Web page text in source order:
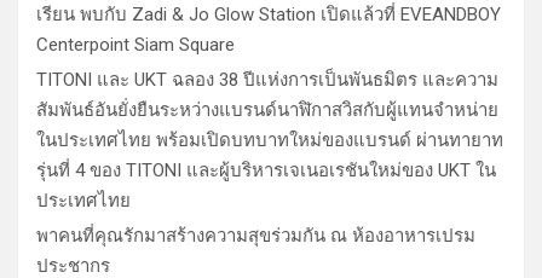
เรียน พบกับ Zadi & Jo Glow Station เปิดแล้วที่ EVEANDBOY
Centerpoint Siam Square
TITONI และ UKT ฉลอง 38 ปีแห่งการเป็นพันธมิตร และความ
สัมพันธ์อันยั่งยืนระหว่างแบรนด์นาฬิกาสวิสกับผู้แทนจำหน่าย
ในประเทศไทย พร้อมเปิดบทบาทใหม่ของแบรนด์ ผ่านทายาท
รุ่นที่ 4 ของ TITONI และผู้บริหารเจเนอเรชันใหม่ของ UKT ใน
ประเทศไทย
พาคนที่คุณรักมาสร้างความสุขร่วมกัน ณ ห้องอาหารเปรม
ประชากร